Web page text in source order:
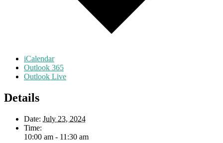
iCalendar
Outlook 365
Outlook Live
Details
Date: July 23, 2024
Time:
10:00 am - 11:30 am